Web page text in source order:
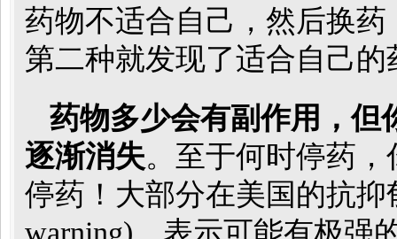
药物不适合自己，然后换
第二种就发现了适合自己的
药物多少会有副作用，但
逐渐消失。至于何时停药
停药！大部分在美国的抗
warning)，表示可能有极强